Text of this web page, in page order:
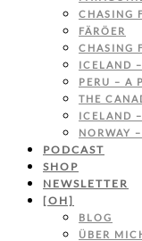
CHASING
FÄRÖER
CHASING
ICELAND
PERU – A
THE
ICELAND
NORWAY
PODCAST
SHOP
NEWSLETTER
[OH]
BLOG
ÜBER